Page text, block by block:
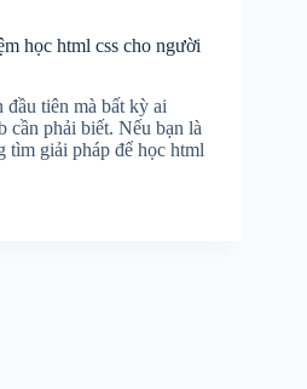
học html css cho người
đầu tiên mà bất kỳ ai
cần phải biết. Nếu bạn là
tìm giải pháp để học html